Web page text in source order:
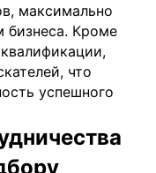
максимально
бизнеса. Кроме
что
успешного